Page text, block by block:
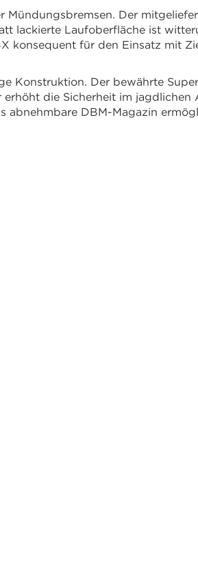
Der
lackierte Laufoberfläche ist
konsequent für den Einsatz mit
Konstruktion. Der bewährte
die Sicherheit im
DBM-Magazin